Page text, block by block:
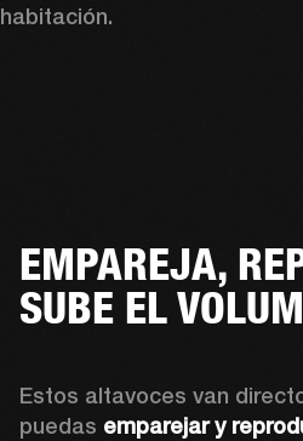
habitación.
EMPAREJA,
SUBE EL
Estos altavoces van
puedas emparejar y